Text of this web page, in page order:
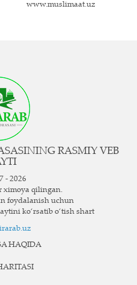
www.muslimaat.uz
RASMIY VEB
- 2026
ximoya qilingan.
foydalanish uchun
ko‘rsatib o‘tish shart
HAQIDA